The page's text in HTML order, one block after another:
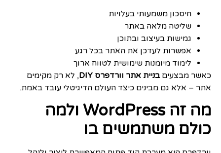
חיסכון משמעותי בעלויות
שליטה מלאה באתר
גמישות בעיצוב ובתוכן
אפשרות לעדכן את האתר בכל רגע
לימוד מיומנות שימושית לטווח ארוך
כאשר מבצעיםבניית אתר וורדפרס DIY
, לא רק מקימים
אתר – אלא גם מבינים כיצד העולם הדיגיטלי עובד באמת.
מה זה WordPress ולמה
כולם משתמשים בו